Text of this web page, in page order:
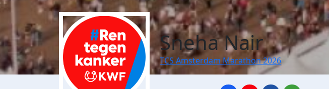
Sneha Nair
TCS Amsterdam Marathon 2026